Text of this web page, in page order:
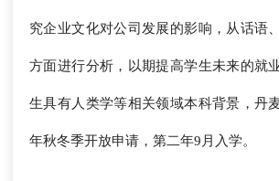
究企业文化对公司发展的影响，从话语
方面进行分析，以期提高学生未来的就
生具有人类学等相关领域本科背景，丹
年秋冬季开放申请，第二年9月入学。